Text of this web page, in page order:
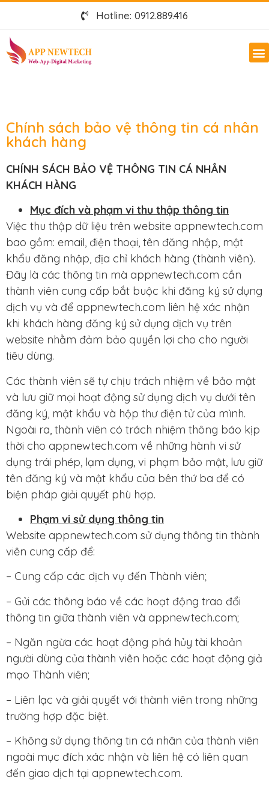
Hotline: 0912.889.416
Chính sách bảo vệ thông tin cá nhân
khách hàng
CHÍNH SÁCH BẢO VỆ THÔNG TIN CÁ NHÂN
KHÁCH HÀNG
Mục đích và phạm vi thu thập thông tin
Việc thu thập dữ liệu trên website appnewtech.com
bao gồm: email, điện thoại, tên đăng nhập, mật
khẩu đăng nhập, địa chỉ khách hàng (thành viên).
Đây là các thông tin mà appnewtech.com cần
thành viên cung cấp bắt buộc khi đăng ký sử dụng
dịch vụ và để appnewtech.com liên hệ xác nhận
khi khách hàng đăng ký sử dụng dịch vụ trên
website nhằm đảm bảo quyền lợi cho cho người
tiêu dùng.
Các thành viên sẽ tự chịu trách nhiệm về bảo mật
và lưu giữ mọi hoạt động sử dụng dịch vụ dưới tên
đăng ký, mật khẩu và hộp thư điện tử của mình.
Ngoài ra, thành viên có trách nhiệm thông báo kịp
thời cho appnewtech.com về những hành vi sử
dụng trái phép, lạm dụng, vi phạm bảo mật, lưu giữ
tên đăng ký và mật khẩu của bên thứ ba để có
biện pháp giải quyết phù hợp.
Phạm vi sử dụng thông tin
Website appnewtech.com sử dụng thông tin thành
viên cung cấp để:
– Cung cấp các dịch vụ đến Thành viên;
– Gửi các thông báo về các hoạt động trao đổi
thông tin giữa thành viên và appnewtech.com;
– Ngăn ngừa các hoạt động phá hủy tài khoản
người dùng của thành viên hoặc các hoạt động giả
mạo Thành viên;
– Liên lạc và giải quyết với thành viên trong những
trường hợp đặc biệt.
– Không sử dụng thông tin cá nhân của thành viên
ngoài mục đích xác nhận và liên hệ có liên quan
đến giao dịch tại appnewtech.com.